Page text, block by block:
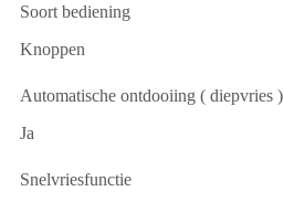
Soort bediening
Knoppen
Automatische ontdooiing ( diepvries )
Ja
Snelvriesfunctie